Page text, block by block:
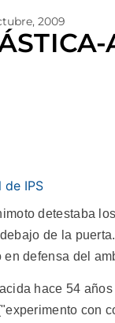
2009
de IPS
detestaba
de la
en defensa del
hace 54
con